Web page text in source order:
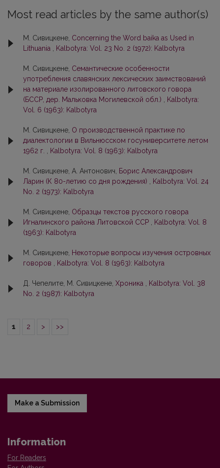
Most read articles by the same author(s)
М. Сивицкене, Concerning the Word baika as Used in
Lithuania
Kalbotyra: Vol. 23 No. 2 (1972): Kalbotyra
М. Сивицкене, Семантические особенности
употребления славянских лексических заимствований
на материале изолированного литовского говора
(БССР, дер. Мальковка Могилевской обл.)
Kalbotyra:
Vol. 6 (1963): Kalbotyra
М. Сивицкене, О производственной практике по
диалектологии в Вильнюсском госуниверситете летом
1962 г.
Kalbotyra: Vol. 8 (1963): Kalbotyra
М. Сивицкене, А. Антонович,
Борис Александрович
Ларин (К 80-летию со дня рождения)
Kalbotyra: Vol. 24
No. 2 (1973): Kalbotyra
М. Сивицкене, Образцы тeкcтoв pyccкoгo говора
Игналинского района Литовской CCP
Kalbotyra: Vol. 8
(1963): Kalbotyra
М. Сивицкене, Некоторые вопросы изучения островных
говоров
Kalbotyra: Vol. 8 (1963): Kalbotyra
Д. Чепелите, М. Сивицкене, Хроника
Kalbotyra: Vol. 38
No. 2 (1987): Kalbotyra
1 2 > >>
Make a Submission
Information
For Readers